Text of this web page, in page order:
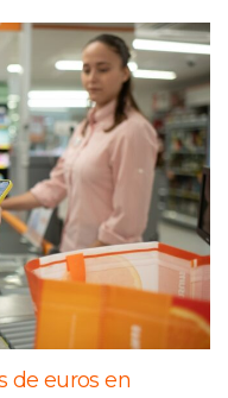
de euros en